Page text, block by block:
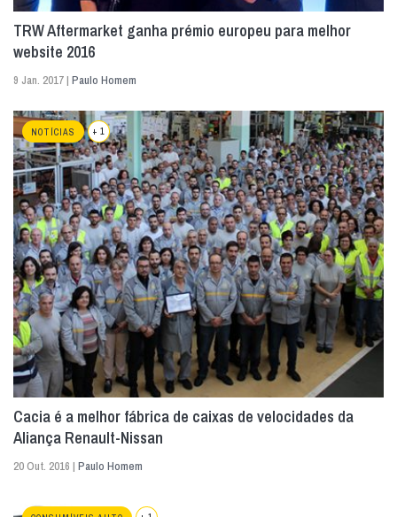
TRW Aftermarket ganha prémio europeu para melhor
website 2016
9 Jan. 2017 | Paulo Homem
NOTÍCIAS + 1
Cacia é a melhor fábrica de caixas de velocidades da
Aliança Renault-Nissan
20 Out. 2016 | Paulo Homem